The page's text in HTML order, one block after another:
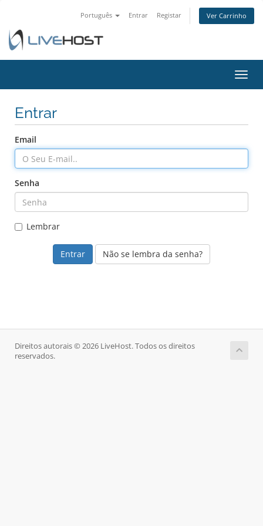
Português Entrar Registar Ver Carrinho
Entrar
Email
Senha
Lembrar
Não se lembra da senha?
Direitos autorais © 2026 LiveHost. Todos os direitos
reservados.